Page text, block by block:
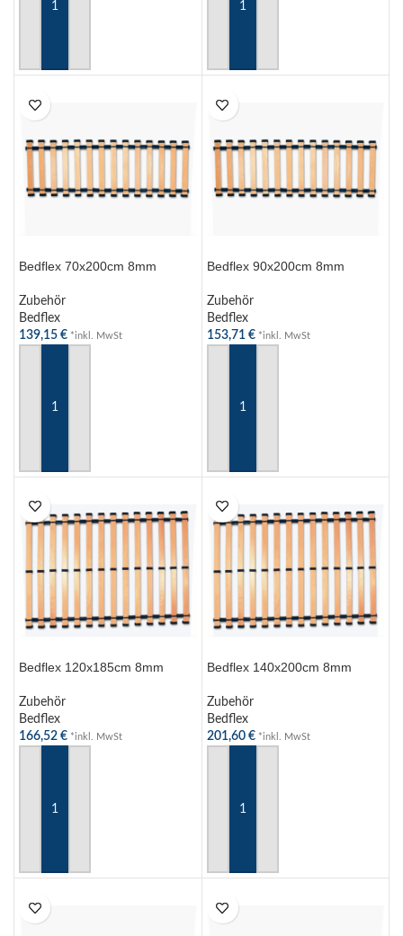
Bedflex 70x200cm 8mm
Zubehör
Bedflex
139,15 € *inkl. MwSt
Bedflex 90x200cm 8mm
Zubehör
Bedflex
153,71 € *inkl. MwSt
Bedflex 120x185cm 8mm
Zubehör
Bedflex
166,52 € *inkl. MwSt
Bedflex 140x200cm 8mm
Zubehör
Bedflex
201,60 € *inkl. MwSt